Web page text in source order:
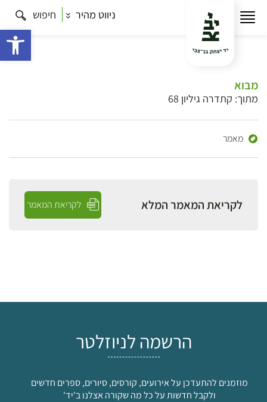
ניווט מהיר חיפוש
מבוא
מתוך: קתדרה גיליון 68
מאמר
לקריאת המאמר המלא לקריאת המאמר
הרשמה לניוזלטר
מוזמנים להתעדכן על אירועים, קורסים, סיורים, ספרים חדשים
ולקבל חדשות על כל מה שקורה אצלנו ב'יד'